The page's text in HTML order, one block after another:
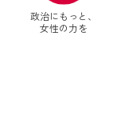
政治にもっと、
女性の力を